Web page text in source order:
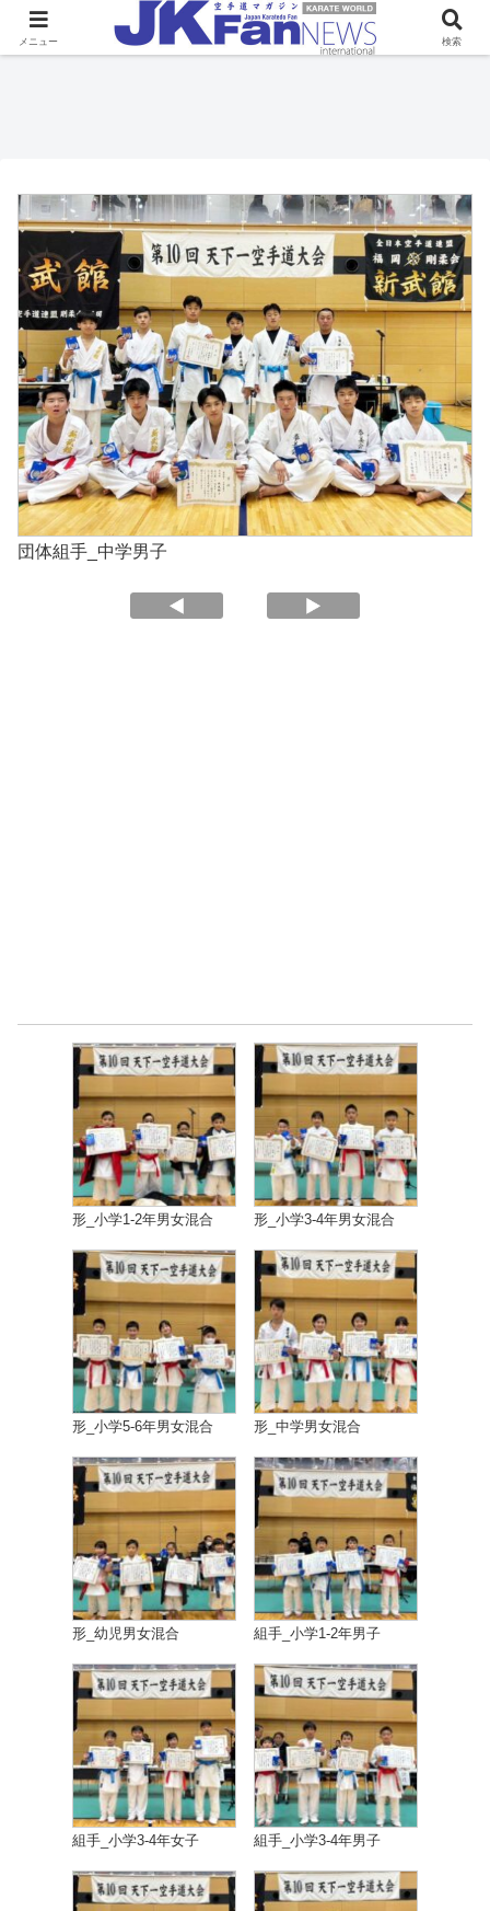
団体組手_中学男子
形_小学1-2年男女混合 形_小学3-4年男女混合
形_小学5-6年男女混合 形_中学男女混合
形_幼児男女混合 組手_小学1-2年男子
組手_小学3-4年女子 組手_小学3-4年男子
メニュー 検索